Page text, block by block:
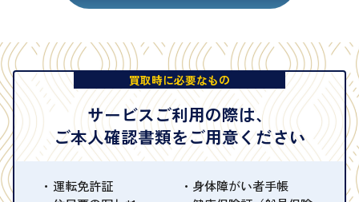
買取時に必要なもの
サービスご利用の際は、
ご本人確認書類をご用意ください
運転免許証
身体障がい者手帳